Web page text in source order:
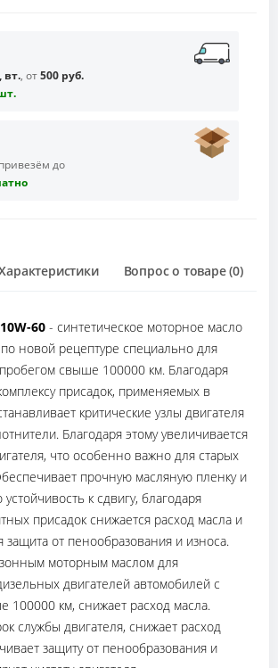
вт., от500 руб.
до
Вопрос о товаре (0)
60 - синтетическое моторное масло
новой рецептуре специально для
свыше 100000 км. Благодаря
присадок, применяемых в
критические узлы двигателя
Благодаря этому увеличивается
что особенно важно для старых
прочную масляную пленку и
к сдвигу, благодаря
присадок снижается расход масла и
защита от пенообразования и износа.
моторным маслом для
двигателей автомобилей с
100000 км, снижает расход масла.
службы двигателя, снижает расход
защиту от пенообразования и